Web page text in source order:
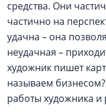
средства. Они
частично на
удачна – она
неудачная –
художник пишет
называем бизнесом?
работы художника и